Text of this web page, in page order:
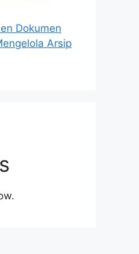
Dokumen
Arsip